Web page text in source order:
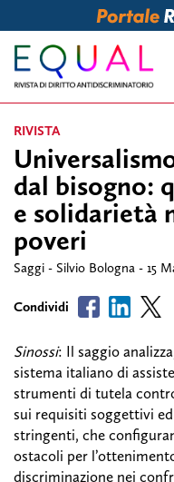
RIVISTA
dal bisogno:
e solidarietà
poveri
Saggi - Silvio Bologna - 15
Sinossi: Il saggio
sistema italiano di
strumenti di tutela
sui requisiti soggettivi
stringenti, che
ostacoli per
discriminazione nei